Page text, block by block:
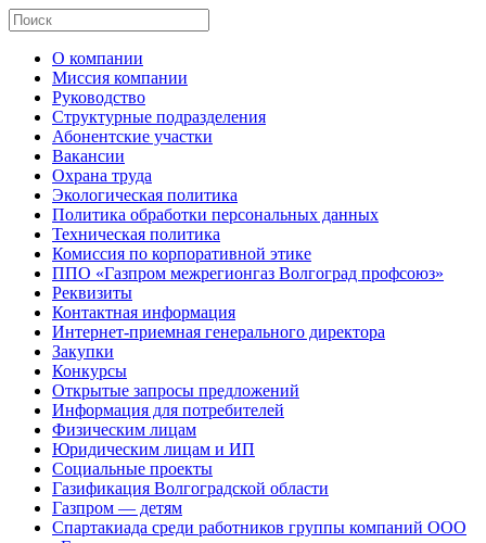
О компании
Миссия компании
Руководство
Структурные подразделения
Абонентские участки
Вакансии
Охрана труда
Экологическая политика
Политика обработки персональных данных
Техническая политика
Комиссия по корпоративной этике
ППО «Газпром межрегионгаз Волгоград профсоюз»
Реквизиты
Контактная информация
Интернет-приемная генерального директора
Закупки
Конкурсы
Открытые запросы предложений
Информация для потребителей
Физическим лицам
Юридическим лицам и ИП
Социальные проекты
Газификация Волгоградской области
Газпром — детям
Спартакиада среди работников группы компаний ООО